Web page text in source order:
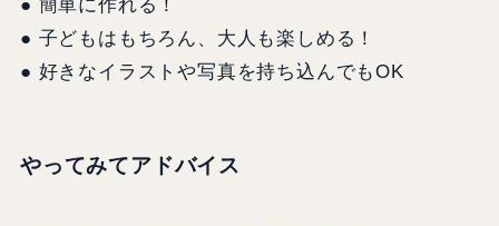
● 簡単に作れる！
● 子どもはもちろん、大人も楽しめる！
● 好きなイラストや写真を持ち込んでもOK
やってみてアドバイス